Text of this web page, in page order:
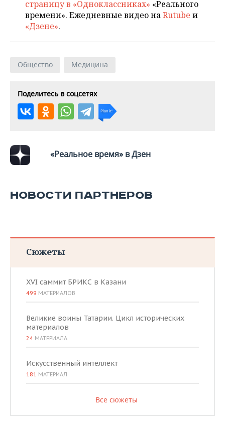
страницу в «Одноклассниках» «Реального
времени». Ежедневные видео наRutube и
«Дзене».
Общество Медицина
Поделитесь в соцсетях
«Реальное время» в Дзен
НОВОСТИ ПАРТНЕРОВ
Сюжеты
XVI саммит БРИКС в Казани
499 МАТЕРИАЛОВ
Великие воины Татарии. Цикл исторических
материалов
24 МАТЕРИАЛА
Искусственный интеллект
181 МАТЕРИАЛ
Все сюжеты